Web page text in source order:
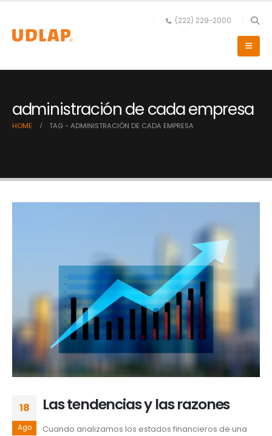
(222) 229-2000
administración de cada empresa
HOME TAG - ADMINISTRACIÓN DE CADA EMPRESA
18
Ago
Las tendencias y las razones
Cuando analizamos los estados financieros de una